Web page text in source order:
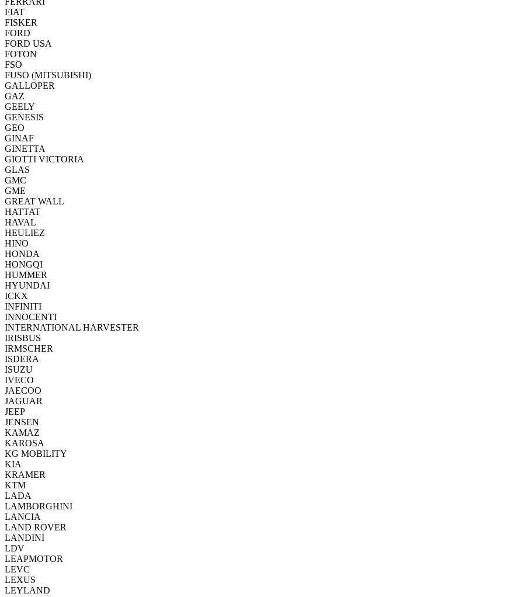
FIAT
FISKER
FORD
FORD USA
FOTON
FSO
FUSO (MITSUBISHI)
GALLOPER
GAZ
GEELY
GENESIS
GEO
GINAF
GINETTA
GIOTTI VICTORIA
GLAS
GMC
GME
GREAT WALL
HATTAT
HAVAL
HEULIEZ
HINO
HONDA
HONGQI
HUMMER
HYUNDAI
ICKX
INFINITI
INNOCENTI
INTERNATIONAL HARVESTER
IRISBUS
IRMSCHER
ISDERA
ISUZU
IVECO
JAECOO
JAGUAR
JEEP
JENSEN
KAMAZ
KAROSA
KG MOBILITY
KIA
KRAMER
KTM
LADA
LAMBORGHINI
LANCIA
LAND ROVER
LANDINI
LDV
LEAPMOTOR
LEVC
LEXUS
LEYLAND